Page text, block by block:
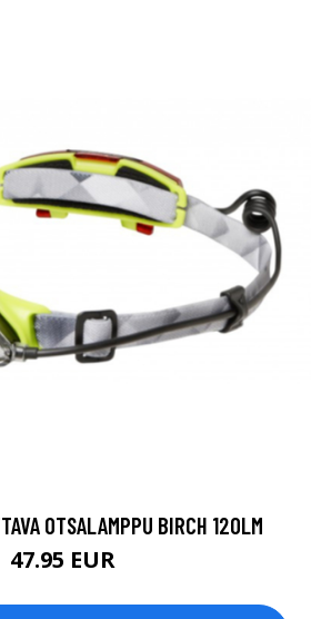
OTSALAMPPU BIRCH 120LM
47.95 EUR